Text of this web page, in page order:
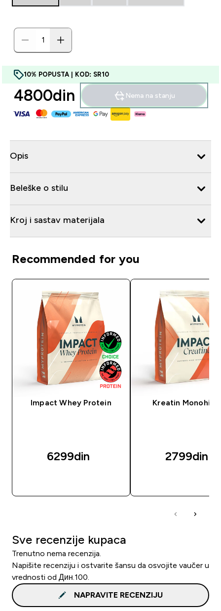
10% POPUSTA | KOD: SR10
4800din‎ Nema na stanju
Opis
Beleške o stilu
Kroj i sastav materijala
Recommended for you
Impact Whey Protein
6299din‎
Kreatin
2799din‎
Sve recenzije kupaca
Trenutno nema recenzija.
Napišite recenziju i ostvarite šansu da osvojite vaučer u
vrednosti od Дин.100.
NAPRAVITE RECENZIJU